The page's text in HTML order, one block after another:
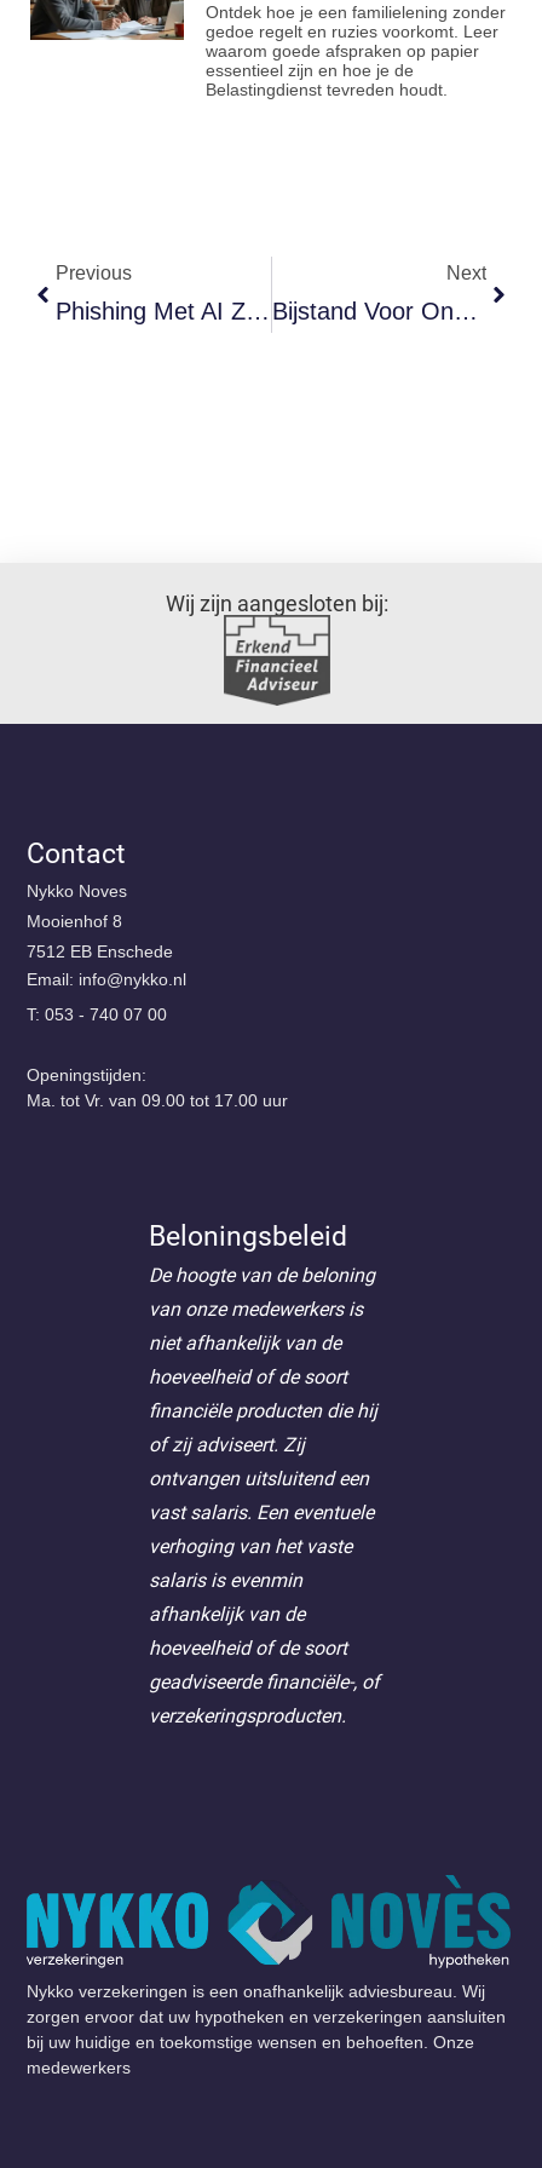
Ontdek hoe je een familielening zonder
gedoe regelt en ruzies voorkomt. Leer
waarom goede afspraken op papier
essentieel zijn en hoe je de
Belastingdienst tevreden houdt.
Previous
Phishing Met AI Zorgt Voor 54 Procent Meer Klikken Bij Kleine Bedrijven
Next
Bijstand Voor Ondernemers: Eerst Spaargeld Opmaken, Dan Pas Hulp Mogelijk
Wij zijn aangesloten bij:
Nykko verzekeringen is een onafhankelijk adviesbureau. Wij
zorgen ervoor dat uw hypotheken en verzekeringen aansluiten
bij uw huidige en toekomstige wensen en behoeften. Onze
medewerkers
Beloningsbeleid
De hoogte van de beloning
van onze medewerkers is
niet afhankelijk van de
hoeveelheid of de soort
financiële producten die hij
of zij adviseert. Zij
ontvangen uitsluitend een
vast salaris. Een eventuele
verhoging van het vaste
salaris is evenmin
afhankelijk van de
hoeveelheid of de soort
geadviseerde financiële-, of
verzekeringsproducten.
Contact
Nykko Noves
Mooienhof 8
7512 EB Enschede
Email:
ln.okkyn
@ofni
T: 053 - 740 07 00
Openingstijden:
Ma. tot Vr. van 09.00 tot 17.00 uur